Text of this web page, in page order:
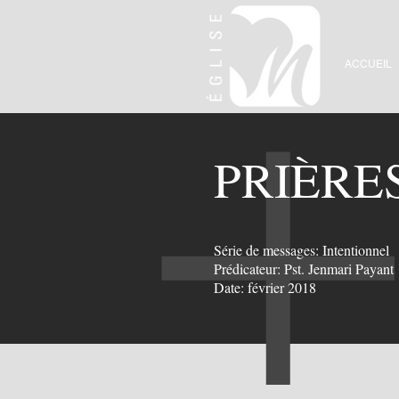
ACCUEIL
Série de messages: Intentionnel
Prédicateur: Pst. Jenmari Payant
Date: février 2018